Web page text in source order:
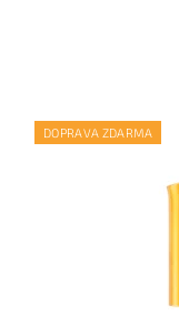
DOPRAVA ZDARMA